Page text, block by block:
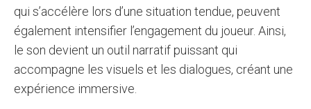
qui s’accélère lors d’une situation tendue, peuvent
également intensifier l’engagement du joueur. Ainsi,
le son devient un outil narratif puissant qui
accompagne les visuels et les dialogues, créant une
expérience immersive.